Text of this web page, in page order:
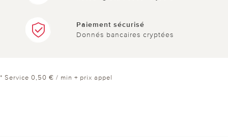
Paiement sécurisé
Donnés bancaires cryptées
* Service 0,50 € / min + prix appel